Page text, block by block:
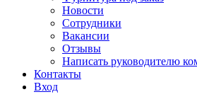
Новости
Сотрудники
Вакансии
Отзывы
Написать руководителю
Контакты
Вход